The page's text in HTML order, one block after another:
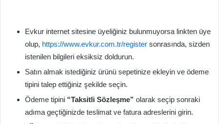
Evkur internet sitesine üyeliğiniz bulunmuyorsa linkten üye
olup, https://www.evkur.com.tr/register sonrasında, sizden
istenilen bilgileri eksiksiz doldurun.
Satın almak istediğiniz ürünü sepetinize ekleyin ve ödeme
tipini talep ettiğiniz şekilde seçin.
Ödeme tipini “Taksitli Sözleşme” olarak seçip sonraki
adıma geçtiğinizde teslimat ve fatura adreslerini girin.